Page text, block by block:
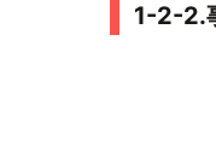
1-2-2.